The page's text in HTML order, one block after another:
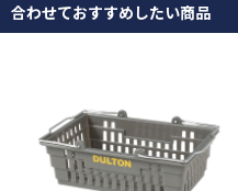
合わせておすすめしたい商品